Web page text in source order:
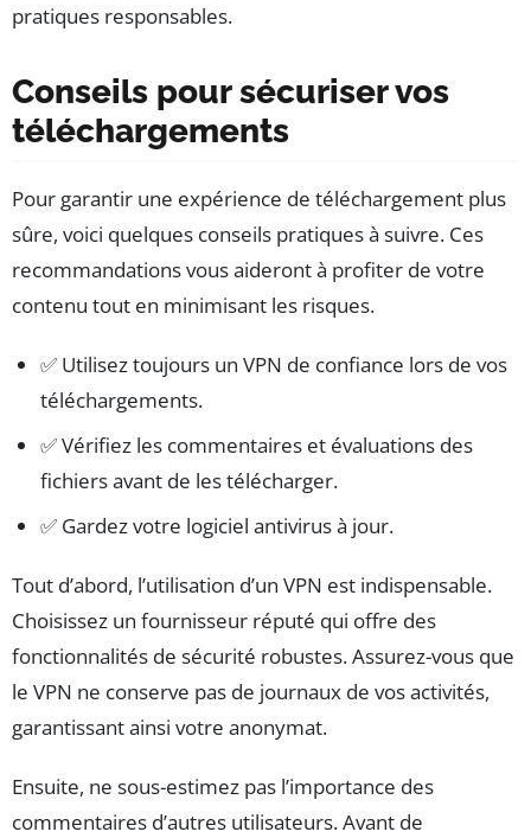
pratiques responsables.
Conseils pour sécuriser vos
téléchargements
Pour garantir une expérience de téléchargement plus
sûre, voici quelques conseils pratiques à suivre. Ces
recommandations vous aideront à profiter de votre
contenu tout en minimisant les risques.
✅ Utilisez toujours un VPN de confiance lors de vos
téléchargements.
✅ Vérifiez les commentaires et évaluations des
fichiers avant de les télécharger.
✅ Gardez votre logiciel antivirus à jour.
Tout d’abord, l’utilisation d’un VPN est indispensable.
Choisissez un fournisseur réputé qui offre des
fonctionnalités de sécurité robustes. Assurez-vous que
le VPN ne conserve pas de journaux de vos activités,
garantissant ainsi votre anonymat.
Ensuite, ne sous-estimez pas l’importance des
commentaires d’autres utilisateurs. Avant de